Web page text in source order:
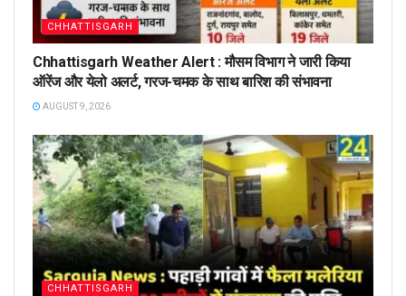
CHHATTISGARH
Chhattisgarh Weather Alert : मौसम विभाग ने जारी किया
ऑरेंज और येलो अलर्ट, गरज-चमक के साथ बारिश की संभावना
AUGUST 9, 2026
CHHATTISGARH